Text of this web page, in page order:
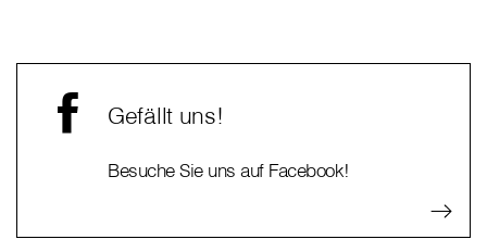
Gefällt uns!
Besuche Sie uns auf Facebook!